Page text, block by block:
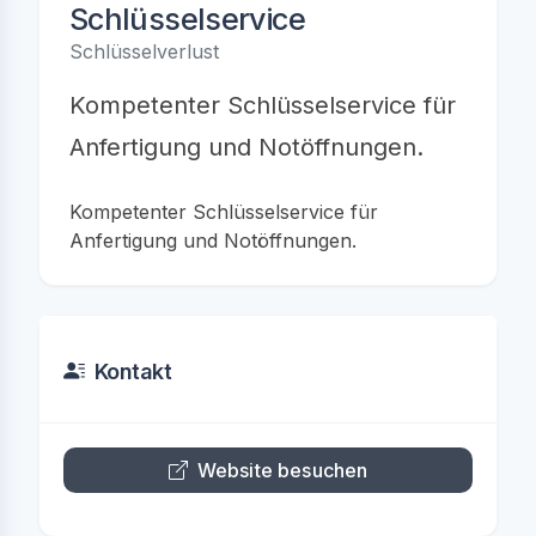
Schlüsselservice
Schlüsselverlust
Kompetenter Schlüsselservice für
Anfertigung und Notöffnungen.
Kompetenter Schlüsselservice für
Anfertigung und Notöffnungen.
Kontakt
Website besuchen